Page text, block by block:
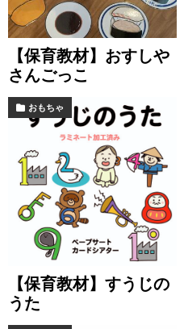
【保育教材】おすしや
さんごっこ
おもちゃ
【保育教材】すうじの
うた